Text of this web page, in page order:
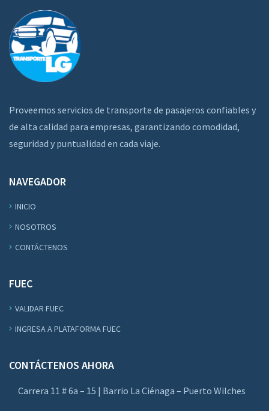
Proveemos servicios de transporte de pasajeros confiables y
de alta calidad para empresas, garantizando comodidad,
seguridad y puntualidad en cada viaje.
NAVEGADOR
INICIO
NOSOTROS
CONTÁCTENOS
FUEC
VALIDAR FUEC
INGRESA A PLATAFORMA FUEC
CONTÁCTENOS AHORA
Carrera 11 # 6a – 15 | Barrio La Ciénaga – Puerto Wilches